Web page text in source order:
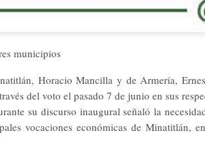
municipios
Horacio Mancilla y de Armería,
del voto el pasado 7 de junio en sus
su discurso inaugural señaló la
vocaciones económicas de Minatitlán,